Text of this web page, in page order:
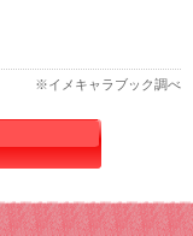
※イメキャラブック調べ